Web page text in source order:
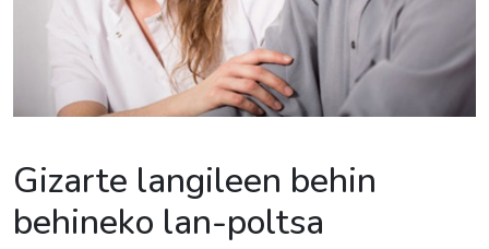
Gizarte langileen behin
behineko lan-poltsa